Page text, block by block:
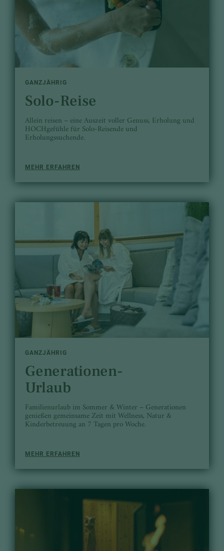
GANZJÄHRIG
Solo-Reise
Allein reisen – eine Auszeit voller Genuss, Erholung und
HOCHgefühle für Solo-Reisende und
Erholungssuchende.
MEHR ERFAHREN
GANZJÄHRIG
Generationen-
Urlaub
Familienurlaub im Sommer & Winter – Generationen
genießen gemeinsame Zeit mit Wellness, Natur &
Kinderbetreuung an 7 Tagen pro Woche.
MEHR ERFAHREN